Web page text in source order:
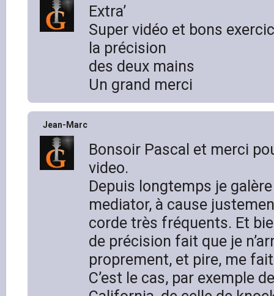
Extra’
Super vidéo et bons
la précision
des deux mains
Un grand merci
Jean-Marc
Bonsoir Pascal et merci
video.
Depuis longtemps je
mediator, à cause
corde très fréquents. Et
de précision fait que je
proprement, et pire, me
C’est le cas, par exemple